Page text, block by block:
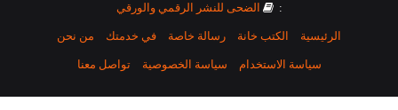
: الضحى للنشر الرقمي والورقي
الرئيسية الكتب خانة رسالة خاصة في خدمتك من نحن
سياسة الاستخدام سياسة الخصوصية تواصل معنا